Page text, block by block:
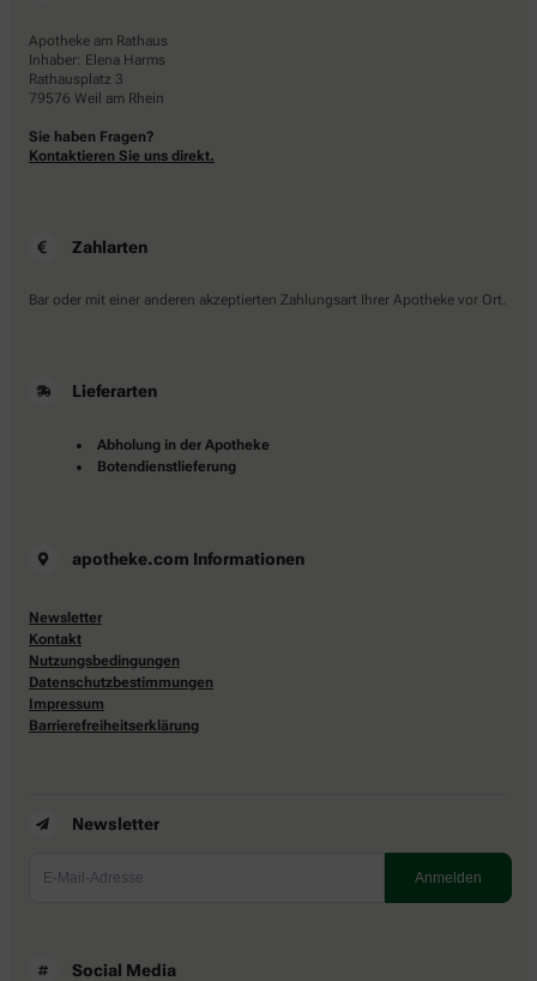
Apotheke am Rathaus
Inhaber: Elena Harms
Rathausplatz 3
79576 Weil am Rhein
Sie haben Fragen?
Kontaktieren Sie uns direkt.
Zahlarten
Bar oder mit einer anderen akzeptierten Zahlungsart Ihrer Apotheke vor Ort.
Lieferarten
Abholung in der Apotheke
Botendienstlieferung
apotheke.com Informationen
Newsletter
Kontakt
Nutzungsbedingungen
Datenschutzbestimmungen
Impressum
Barrierefreiheitserklärung
Newsletter
Social Media